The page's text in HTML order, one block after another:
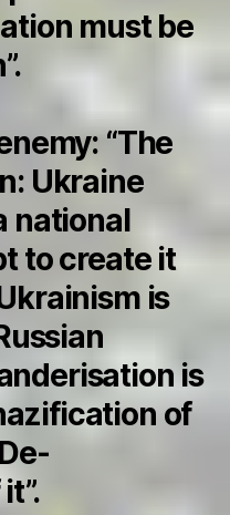
must be
“The
Ukraine
national
to create it
is
is
of